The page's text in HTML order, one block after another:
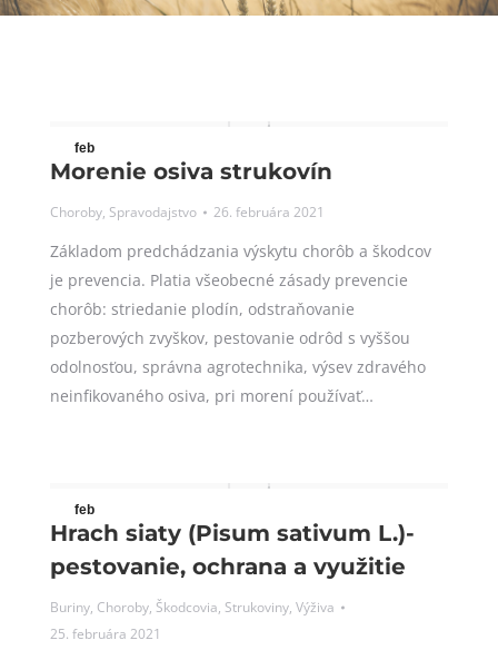
feb
26
2021
Morenie osiva strukovín
Choroby, Spravodajstvo 26. februára 2021
Základom predchádzania výskytu chorôb a škodcov
je prevencia. Platia všeobecné zásady prevencie
chorôb: striedanie plodín, odstraňovanie
pozberových zvyškov, pestovanie odrôd s vyššou
odolnosťou, správna agrotechnika, výsev zdravého
neinfikovaného osiva, pri morení používať…
feb
25
2021
Hrach siaty (Pisum sativum L.)-
pestovanie, ochrana a využitie
Buriny, Choroby, Škodcovia, Strukoviny, Výživa
25. februára 2021